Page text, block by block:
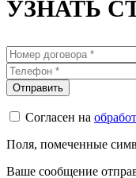
УЗНАТЬ
Согласен на
Поля, помеченные
Ваше сообщение